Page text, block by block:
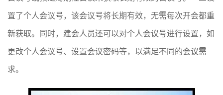
置了个人会议号，该会议号将长期有效，无需每次开会都重
新获取。同时，建会人员还可以对个人会议号进行设置，如
更改个人会议号、设置会议密码等，以满足不同的会议需
求。